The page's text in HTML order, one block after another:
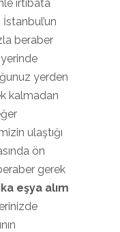
irtibata
beraber
yerden
kalmadan
ulaştığı
ön
gerek
eşya alım